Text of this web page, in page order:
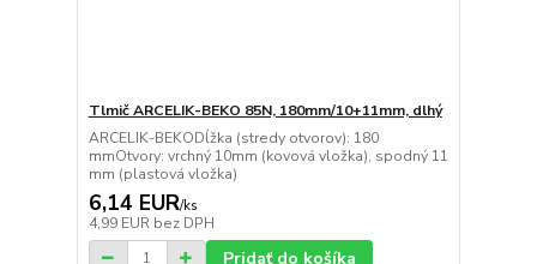
Tlmič ARCELIK-BEKO 85N, 180mm/10+11mm, dlhý
ARCELIK-BEKODĺžka (stredy otvorov): 180
mmOtvory: vrchný 10mm (kovová vložka), spodný 11
mm (plastová vložka)
6,14 EUR/ks
4,99 EUR bez DPH
Pridať do košíka